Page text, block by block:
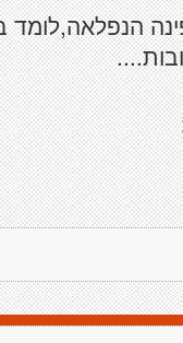
הנפלאה,לומד